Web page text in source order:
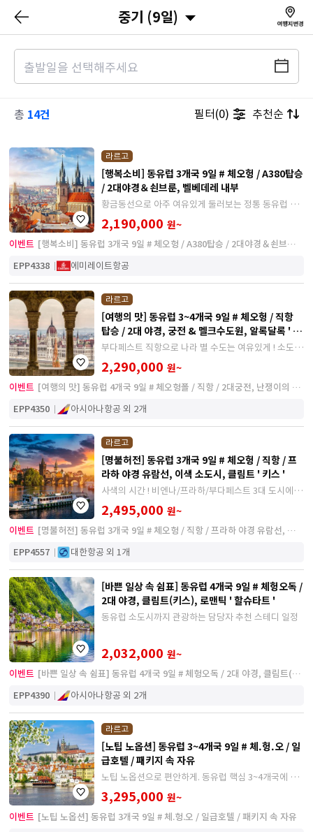
중기 (9일)
총 14건 추천순
필터(0)
라르고
[행복소비] 동유럽 3개국 9일 # 체오헝 / A380탑승
/ 2대야경＆쇤브룬, 벨베데레 내부
황금동선으로 아주 여유있게 둘러보는 정통 동유럽 일
정
2,190,000 원~
이벤트 [행복소비] 동유럽 3개국 9일 # 체오헝 / A380탑승 / 2대야경＆쇤브룬,
벨베데레 내부
EPP4338 에미레이트항공
라르고
[여행의 맛] 동유럽 3~4개국 9일 # 체오헝 / 직항
탑승 / 2대 야경, 궁전 & 멜크수도원, 알록달록 ' 센
텐드레 '
부다페스트 직항으로 나라 별 수도는 여유있게 ! 소도시
까지 빼놓지 않고 관광하는 일정 !
2,290,000 원~
이벤트 [여행의 맛] 동유럽 4개국 9일 # 체오헝폴 / 직항 / 2대궁전, 난쟁이의 도
시 '브로츠와프'
EPP4350 아시아나항공 외 2개
라르고
[명불허전] 동유럽 3개국 9일 # 체오헝 / 직항 / 프
라하 야경 유람선, 이색 소도시, 클림트 ' 키스 '
사색의 시간 ! 비엔나/프라하/부다페스트 3대 도시에서
의 충분한 자유시간 !
2,495,000 원~
이벤트 [명불허전] 동유럽 3개국 9일 # 체오헝 / 직항 / 프라하 야경 유람선, 이색
소도시, 클림트 ' 키스 '
EPP4557 대한항공 외 1개
[바쁜 일상 속 쉼표] 동유럽 4개국 9일 # 체헝오독 /
2대 야경, 클림트(키스), 로맨틱 ' 할슈타트 '
동유럽 소도시까지 관광하는 담당자 추천 스테디 일정
2,032,000 원~
이벤트 [바쁜 일상 속 쉼표] 동유럽 4개국 9일 # 체헝오독 / 2대 야경, 클림트(키
스), 로맨틱 ' 할슈타트 '
EPP4390 아시아나항공 외 2개
라르고
[노팁 노옵션] 동유럽 3~4개국 9일 # 체.헝.오 / 일
급호텔 / 패키지 속 자유
노팁 노옵션으로 편안하게. 동유럽 핵심 3~4개국에 꼭
봐야할 소도시까지 즐기는 여정
3,295,000 원~
이벤트 [노팁 노옵션] 동유럽 3개국 9일 # 체.헝.오 / 일급호텔 / 패키지 속 자유